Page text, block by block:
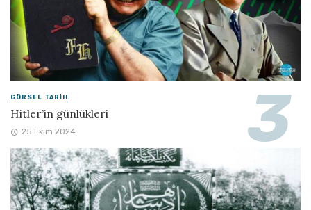
GÖRSEL TARIH
Hitler’in günlükleri
25 Ekim 2024